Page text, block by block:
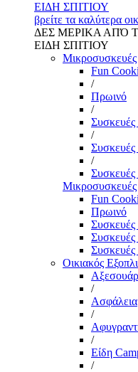
ΕΙΔΗ ΣΠΙΤΙΟΥ
βρείτε τα καλύτερα
ΔΕΣ ΜΕΡΙΚΑ ΑΠΌ
ΕΙΔΗ ΣΠΙΤΙΟΥ
Μικροσυσκευές
Fun
/
Πρωινό
/
/
Συσκευές
/
Συσκευές
Μικροσυσκευές
Fun
Πρωινό
Συσκευές
Συσκευές
Οικιακός
/
Ασφάλεια
/
/
Είδη
/